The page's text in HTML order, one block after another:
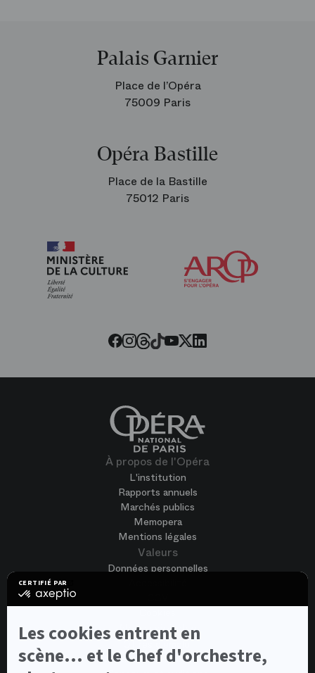
CERTIFIÉ PAR
certifié
En
plus
Les cookies entrent en
scène... et le Chef d'orchestre,
Palais Garnier
Place de l’Opéra
75009 Paris
Opéra Bastille
Place de la Bastille
75012 Paris
Facebook
Instagram
Threads
Tiktok
Youtube
Twitter
LinkedIn
À propos de l'Opéra
L'institution
Rapports annuels
Marchés publics
Memopera
Mentions légales
Valeurs
Données personnelles
Nous rejoindre
Offres d'emploi
Candidature spontanée